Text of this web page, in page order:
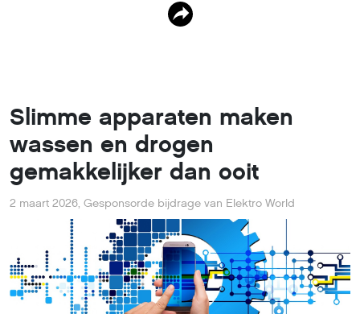
Slimme apparaten maken
wassen en drogen
gemakkelijker dan ooit
2 maart 2026, Gesponsorde bijdrage van Elektro World